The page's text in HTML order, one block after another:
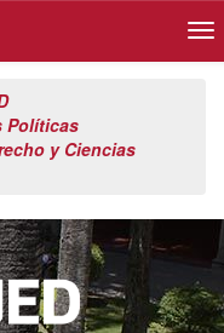
Políticas
y Ciencias